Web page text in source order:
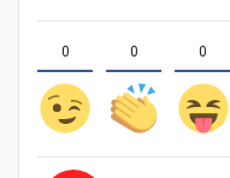
0 0 0